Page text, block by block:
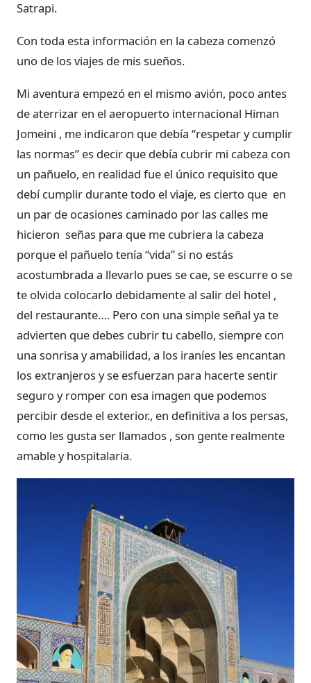
Satrapi.
Con toda esta información en la cabeza comenzó
uno de los viajes de mis sueños.
Mi aventura empezó en el mismo avión, poco antes
de aterrizar en el aeropuerto internacional Himan
Jomeini , me indicaron que debía “respetar y cumplir
las normas” es decir que debía cubrir mi cabeza con
un pañuelo, en realidad fue el único requisito que
debí cumplir durante todo el viaje, es cierto que en
un par de ocasiones caminado por las calles me
hicieron señas para que me cubriera la cabeza
porque el pañuelo tenía “vida” si no estás
acostumbrada a llevarlo pues se cae, se escurre o se
te olvida colocarlo debidamente al salir del hotel ,
del restaurante…. Pero con una simple señal ya te
advierten que debes cubrir tu cabello, siempre con
una sonrisa y amabilidad, a los iraníes les encantan
los extranjeros y se esfuerzan para hacerte sentir
seguro y romper con esa imagen que podemos
percibir desde el exterior., en definitiva a los persas,
como les gusta ser llamados , son gente realmente
amable y hospitalaria.